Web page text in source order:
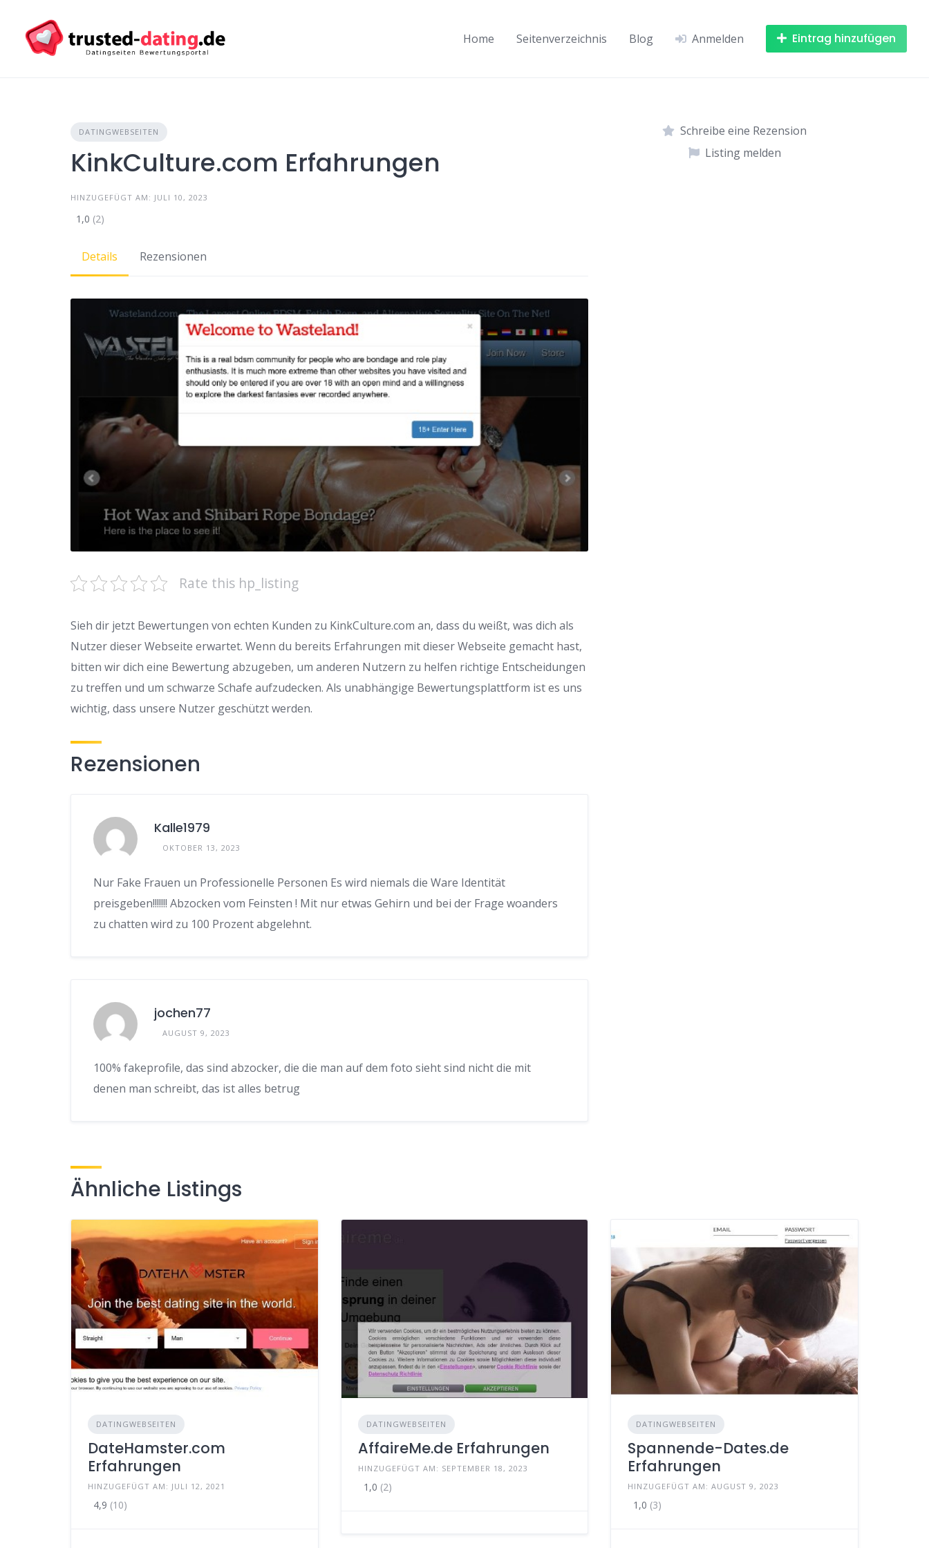
content
Home Seitenverzeichnis Blog Anmelden Eintrag hinzufügen
DATINGWEBSEITEN
KinkCulture.com Erfahrungen
HINZUGEFÜGT AM: JULI 10, 2023
1,0 (2)
Details Rezensionen
Rate this hp_listing
Sieh dir jetzt Bewertungen von echten Kunden zu KinkCulture.com an, dass du weißt, was dich als
Nutzer dieser Webseite erwartet. Wenn du bereits Erfahrungen mit dieser Webseite gemacht hast,
bitten wir dich eine Bewertung abzugeben, um anderen Nutzern zu helfen richtige Entscheidungen
zu treffen und um schwarze Schafe aufzudecken. Als unabhängige Bewertungsplattform ist es uns
wichtig, dass unsere Nutzer geschützt werden.
Rezensionen
Kalle1979
OKTOBER 13, 2023
Nur Fake Frauen un Professionelle Personen Es wird niemals die Ware Identität
preisgeben!!!!!!! Abzocken vom Feinsten ! Mit nur etwas Gehirn und bei der Frage woanders
zu chatten wird zu 100 Prozent abgelehnt.
jochen77
AUGUST 9, 2023
100% fakeprofile, das sind abzocker, die die man auf dem foto sieht sind nicht die mit
denen man schreibt, das ist alles betrug
Schreibe eine Rezension
Listing melden
Ähnliche Listings
DATINGWEBSEITEN
DateHamster.com
Erfahrungen
HINZUGEFÜGT AM: JULI 12, 2021
4,9 (10)
DATINGWEBSEITEN
AffaireMe.de Erfahrungen
HINZUGEFÜGT AM: SEPTEMBER 18, 2023
1,0 (2)
DATINGWEBSEITEN
Spannende-Dates.de
Erfahrungen
HINZUGEFÜGT AM: AUGUST 9, 2023
1,0 (3)